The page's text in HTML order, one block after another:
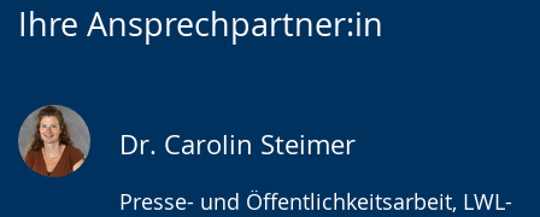
Ihre Ansprechpartner:in
Leichten
wechseln.
Audio-
Video
Deutscher
Gebärdensprache
wird
Dr. Carolin Steimer
Presse- und Öffentlichkeitsarbeit, LWL-